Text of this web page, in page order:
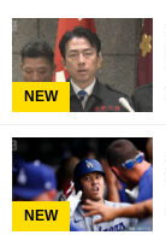
NEW
NEW